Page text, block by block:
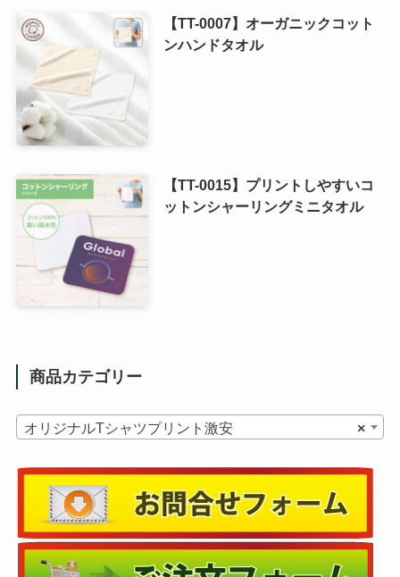
【TT-0007】オーガニックコット
ンハンドタオル
【TT-0015】プリントしやすいコ
ットンシャーリングミニタオル
商品カテゴリー
×
オリジナルTシャツプリント激安